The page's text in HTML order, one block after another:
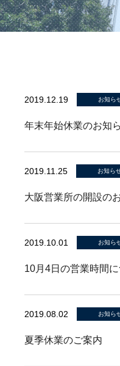
2019.12.19 お知ら
年末年始休業のお知
2019.11.25 お知ら
大阪営業所の開設の
2019.10.01 お知ら
10月4日の営業時間
2019.08.02 お知ら
夏季休業のご案内